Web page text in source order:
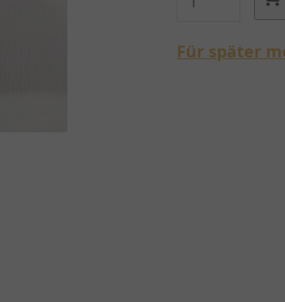
Für später